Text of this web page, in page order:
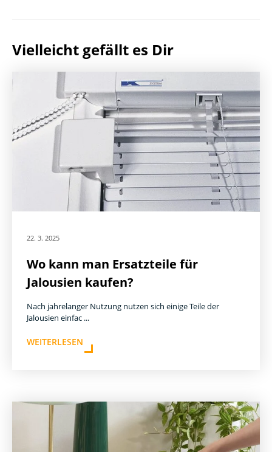
Vielleicht gefällt es Dir
22. 3. 2025
Wo kann man Ersatzteile für
Jalousien kaufen?
Nach jahrelanger Nutzung nutzen sich einige Teile der
Jalousien einfac ...
WEITERLESEN